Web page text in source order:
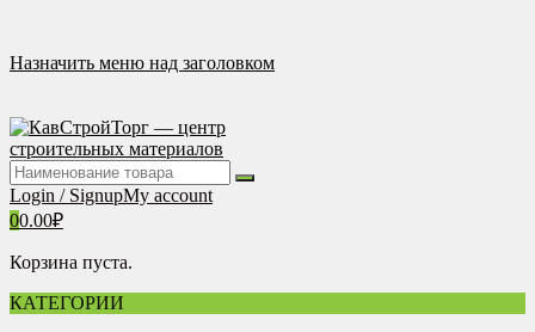
содержимому
Назначить меню над заголовком
Login / SignupMy account
00.00₽
Корзина пуста.
КАТЕГОРИИ